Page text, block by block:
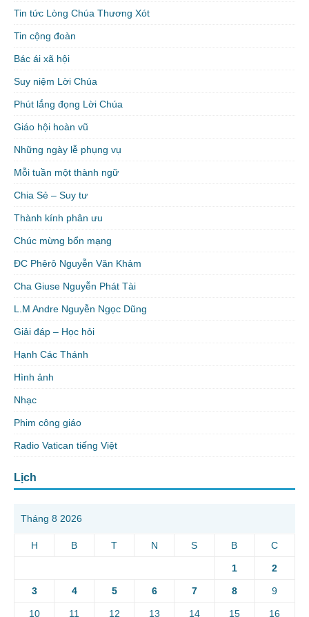
Tin tức Lòng Chúa Thương Xót
Tin cộng đoàn
Bác ái xã hội
Suy niệm Lời Chúa
Phút lắng đọng Lời Chúa
Giáo hội hoàn vũ
Những ngày lễ phụng vụ
Mỗi tuần một thành ngữ
Chia Sẻ – Suy tư
Thành kính phân ưu
Chúc mừng bổn mạng
ĐC Phêrô Nguyễn Văn Khảm
Cha Giuse Nguyễn Phát Tài
L.M Andre Nguyễn Ngọc Dũng
Giải đáp – Học hỏi
Hạnh Các Thánh
Hình ảnh
Nhạc
Phim công giáo
Radio Vatican tiếng Việt
Lịch
Tháng 8 2026
H B T N S B C
1 2
3 4 5 6 7 8 9
10 11 12 13 14 15 16